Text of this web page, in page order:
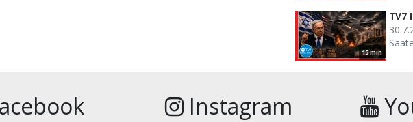
15 min
TV7
Instagram